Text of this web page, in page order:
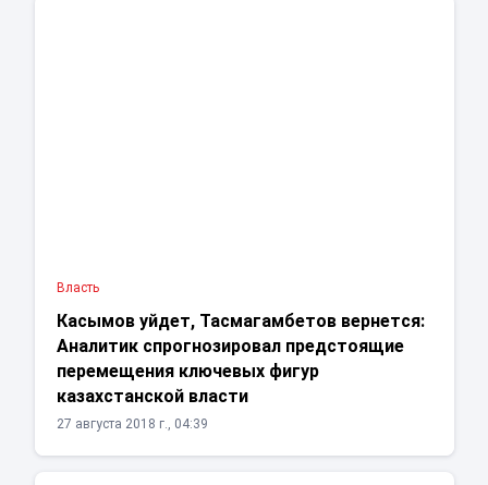
Власть
Касымов уйдет, Тасмагамбетов вернется:
Аналитик спрогнозировал предстоящие
перемещения ключевых фигур
казахстанской власти
27 августа 2018 г., 04:39